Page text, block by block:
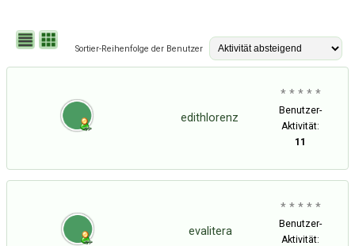
Sortier-Reihenfolge der Benutzer
edithlorenz
* * * * *
Benutzer-
Aktivität:
11
evalitera
* * * * *
Benutzer-
Aktivität: